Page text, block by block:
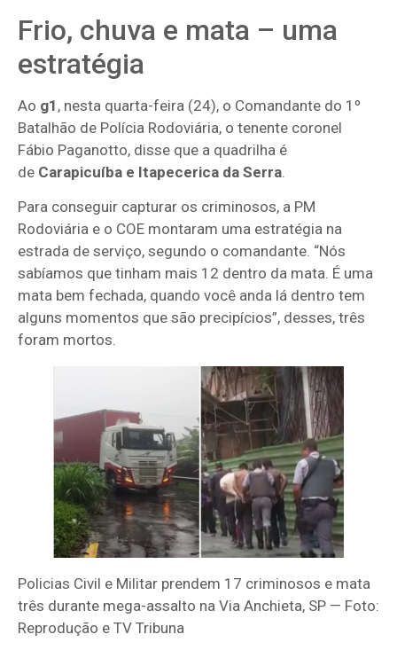
Frio, chuva e mata – uma
estratégia
Ao g1 , nesta quarta-feira (24), o Comandante do 1º
Batalhão de Polícia Rodoviária, o tenente coronel
Fábio Paganotto, disse que a quadrilha é
de Carapicuíba e Itapecerica da Serra.
Para conseguir capturar os criminosos, a PM
Rodoviária e o COE montaram uma estratégia na
estrada de serviço, segundo o comandante. “Nós
sabíamos que tinham mais 12 dentro da mata. É uma
mata bem fechada, quando você anda lá dentro tem
alguns momentos que são precipícios”, desses, três
foram mortos.
Policias Civil e Militar prendem 17 criminosos e mata
três durante mega-assalto na Via Anchieta, SP — Foto:
Reprodução e TV Tribuna